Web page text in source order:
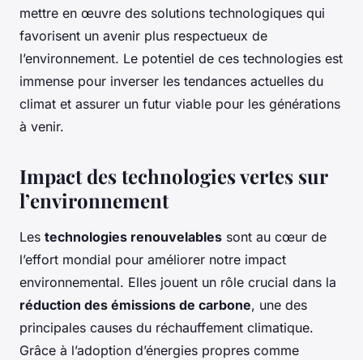
mettre en œuvre des solutions technologiques qui
favorisent un avenir plus respectueux de
l’environnement. Le potentiel de ces technologies est
immense pour inverser les tendances actuelles du
climat et assurer un futur viable pour les générations
à venir.
Impact des technologies vertes sur
l’environnement
Les technologies renouvelables sont au cœur de
l’effort mondial pour améliorer notre impact
environnemental. Elles jouent un rôle crucial dans la
réduction des émissions de carbone, une des
principales causes du réchauffement climatique.
Grâce à l’adoption d’énergies propres comme